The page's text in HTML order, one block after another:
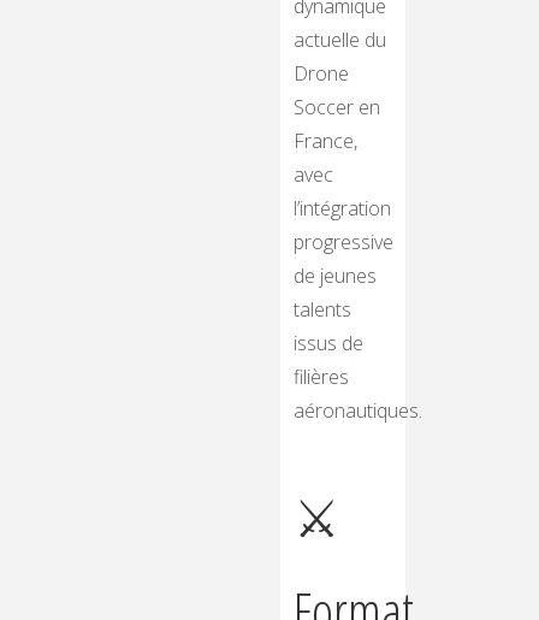
dynamique
actuelle du
Drone
Soccer en
France,
avec
l’intégration
progressive
de jeunes
talents
issus de
filières
aéronautiques.
⚔️